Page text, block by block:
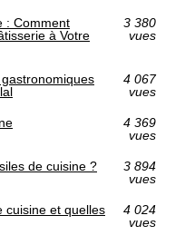
: Comment
à Votre
3 380
vues
4 067
vues
4 369
vues
de cuisine ?
3 894
vues
cuisine et quelles
4 024
vues